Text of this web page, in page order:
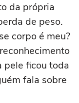
da própria
de peso.
corpo é meu?
pele ficou toda
fala sobre